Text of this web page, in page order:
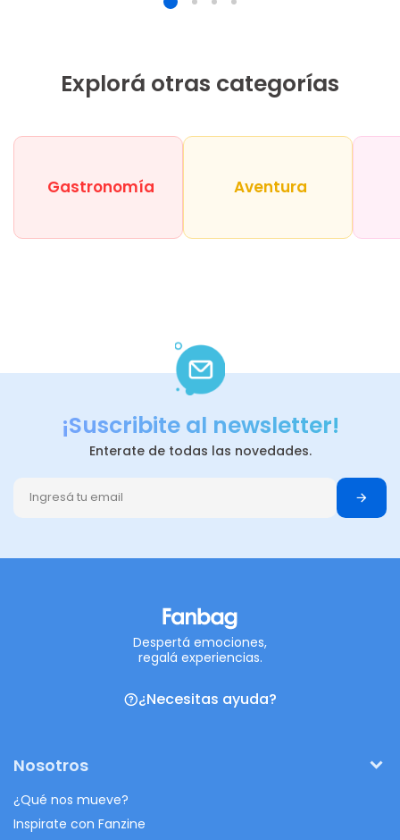
Explorá otras categorías
Gastronomía Aventura
¡Suscribite al newsletter!
Enterate de todas las novedades.
Despertá emociones,
regalá experiencias.
¿Necesitas ayuda?
Nosotros
¿Qué nos mueve?
Inspirate con Fanzine